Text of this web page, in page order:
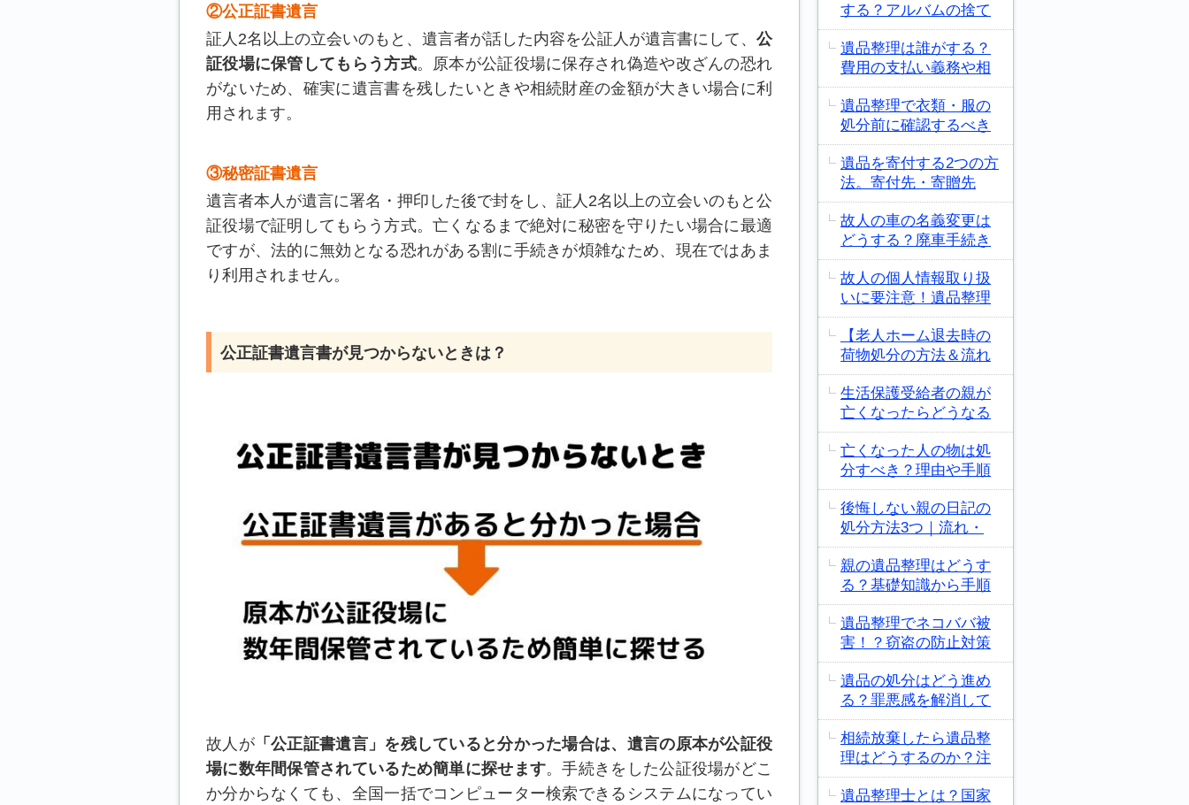
②公正証書遺言
証人2名以上の立会いのもと、遺言者が話した内容を公証人が遺言書にして、 公
証役場に保管してもらう方式。原本が公証役場に保存され偽造や改ざんの恐れ
がないため、確実に遺言書を残したいときや相続財産の金額が大きい場合に利
用されます。
③秘密証書遺言
遺言者本人が遺言に署名・押印した後で封をし、証人2名以上の立会いのもと公
証役場で証明してもらう方式。亡くなるまで絶対に秘密を守りたい場合に最適
ですが、法的に無効となる恐れがある割に手続きが煩雑なため、現在ではあま
り利用されません。
公正証書遺言書が見つからないときは？
故人が「公正証書遺言」を残していると分かった場合は、遺言の原本が公証役
場に数年間保管されているため簡単に探せます。手続きをした公証役場がどこ
か分からなくても、全国一括でコンピューター検索できるシステムになってい
する？アルバムの捨て
遺品整理は誰がする？
費用の支払い義務や相
遺品整理で衣類・服の
処分前に確認するべき
遺品を寄付する2つの方
法。寄付先・寄贈先
故人の車の名義変更は
どうする？廃車手続き
故人の個人情報取り扱
いに要注意！遺品整理
【老人ホーム退去時の
荷物処分の方法＆流れ
生活保護受給者の親が
亡くなったらどうなる
亡くなった人の物は処
分すべき？理由や手順
後悔しない親の日記の
処分方法3つ｜流れ・
親の遺品整理はどうす
る？基礎知識から手順
遺品整理でネコババ被
害！？窃盗の防止対策
遺品の処分はどう進め
る？罪悪感を解消して
相続放棄したら遺品整
理はどうするのか？注
遺品整理士とは？国家